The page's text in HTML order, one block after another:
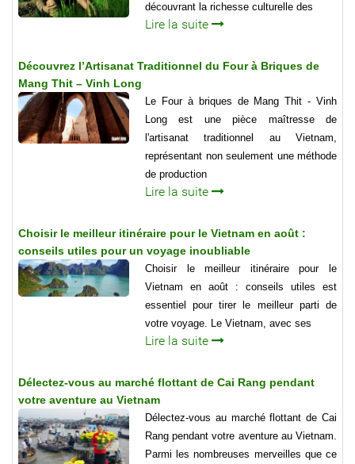
découvrant la richesse culturelle des
Lire la suite
Découvrez l’Artisanat Traditionnel du Four à Briques de
Mang Thit – Vinh Long
Le Four à briques de Mang Thit - Vinh
Long est une pièce maîtresse de
l'artisanat traditionnel au Vietnam,
représentant non seulement une méthode
de production
Lire la suite
Choisir le meilleur itinéraire pour le Vietnam en août :
conseils utiles pour un voyage inoubliable
Choisir le meilleur itinéraire pour le
Vietnam en août : conseils utiles est
essentiel pour tirer le meilleur parti de
votre voyage. Le Vietnam, avec ses
Lire la suite
Délectez-vous au marché flottant de Cai Rang pendant
votre aventure au Vietnam
Délectez-vous au marché flottant de Cai
Rang pendant votre aventure au Vietnam.
Parmi les nombreuses merveilles que ce